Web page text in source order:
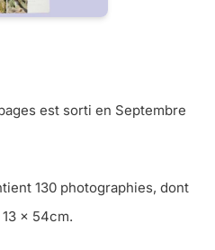
est sorti en Septembre
130 photographies, dont
13 x 54cm.